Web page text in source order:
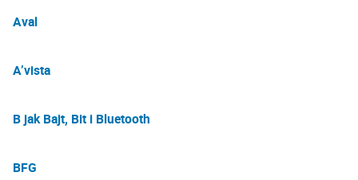
Aval
A’vista
B jak Bajt, Bit i Bluetooth
BFG